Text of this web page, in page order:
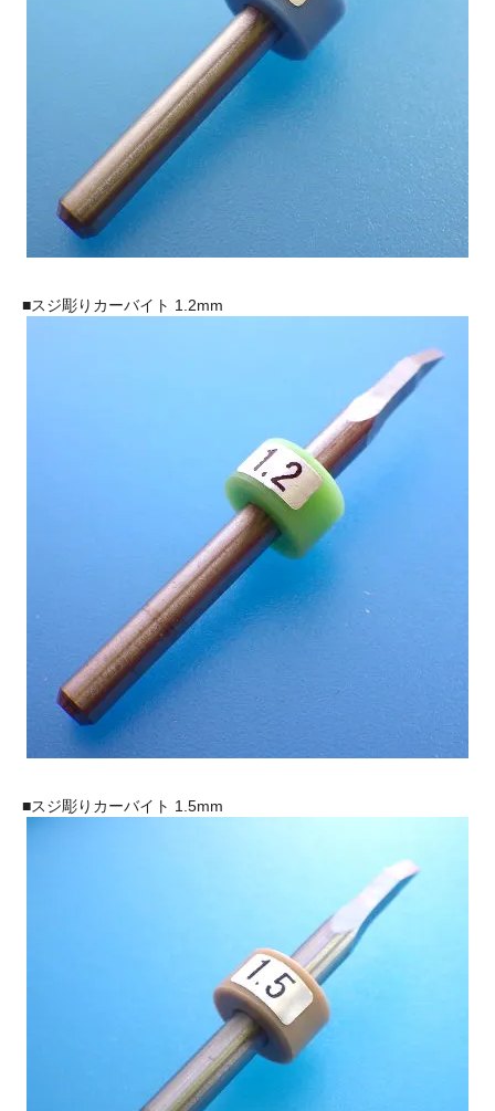
■スジ彫りカーバイト 1.2mm
■スジ彫りカーバイト 1.5mm